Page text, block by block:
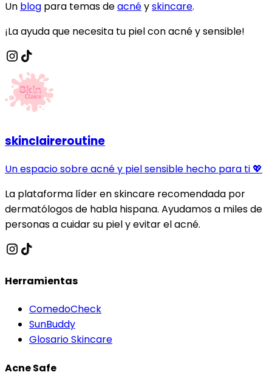
Un blog para temas deacnéyskincare.
¡La ayuda que necesita tu piel con acné y sensible!
skinclaireroutine
Un espacio sobre acné y piel sensible hecho para ti 💖
La plataforma líder en skincare recomendada por
dermatólogos de habla hispana. Ayudamos a miles de
personas a cuidar su piel y evitar el acné.
Herramientas
ComedoCheck
SunBuddy
Glosario Skincare
Acne Safe